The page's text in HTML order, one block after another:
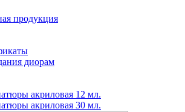
продукция
диорам
акриловая 12 мл.
акриловая 30 мл.